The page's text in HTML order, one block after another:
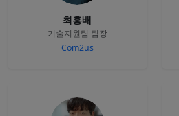
최흥배
기술지원팀 팀장
Com2us